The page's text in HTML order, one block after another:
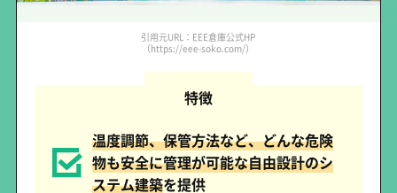
引用元URL：EEE倉庫公式HP
（https://eee-soko.com/）
特徴
温度調節、保管方法など、どんな危険
物も安全に管理が可能な自由設計のシ
ステム建築を提供